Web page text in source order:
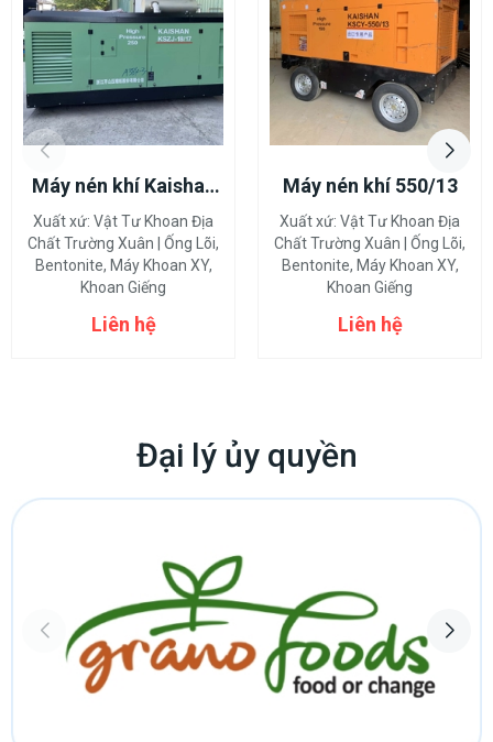
Máy nén khí Kaishan
18/17
Xuất xứ: Vật Tư Khoan Địa
Chất Trường Xuân | Ống Lõi,
Bentonite, Máy Khoan XY,
Khoan Giếng
Liên hệ
Máy nén khí 550/13
Xuất xứ: Vật Tư Khoan Địa
Chất Trường Xuân | Ống Lõi,
Bentonite, Máy Khoan XY,
Khoan Giếng
Liên hệ
Đại lý ủy quyền